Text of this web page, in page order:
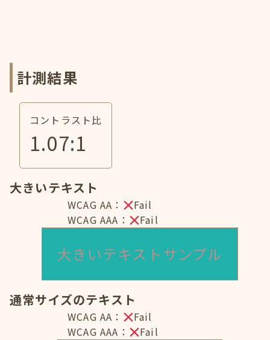
計測結果
コントラスト比
1.07:1
大きいテキスト
WCAG AA：
Fail
WCAG AAA：
Fail
大きいテキストサンプル
通常サイズのテキスト
WCAG AA：
Fail
WCAG AAA：
Fail